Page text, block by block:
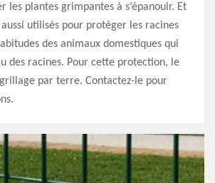
les plantes grimpantes à s’épanouir. Et
utilisés pour protéger les racines
des animaux domestiques qui
des racines. Pour cette protection, le
par terre. Contactez-le pour